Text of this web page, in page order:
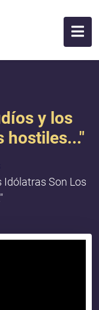
y los
hostiles..."
Idólatras Son Los